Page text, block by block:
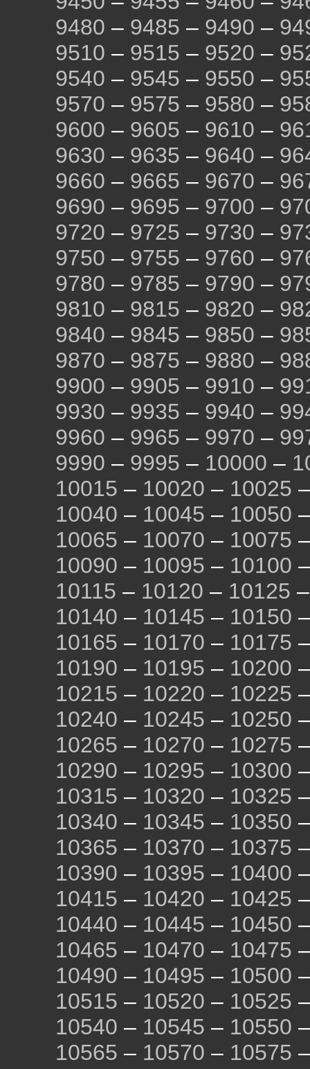
9480 – 9485 – 9490 –
9510 – 9515 – 9520 –
9540 – 9545 – 9550 –
9570 – 9575 – 9580 –
9600 – 9605 – 9610 –
9630 – 9635 – 9640 –
9660 – 9665 – 9670 –
9690 – 9695 – 9700 –
9720 – 9725 – 9730 –
9750 – 9755 – 9760 –
9780 – 9785 – 9790 –
9810 – 9815 – 9820 –
9840 – 9845 – 9850 –
9870 – 9875 – 9880 –
9900 – 9905 – 9910 –
9930 – 9935 – 9940 –
9960 – 9965 – 9970 –
9990 – 9995 – 10000 –
10015 – 10020 – 10025
10040 – 10045 – 10050
10065 – 10070 – 10075
10090 – 10095 – 10100
10115 – 10120 – 10125
10140 – 10145 – 10150
10165 – 10170 – 10175
10190 – 10195 – 10200
10215 – 10220 – 10225
10240 – 10245 – 10250
10265 – 10270 – 10275
10290 – 10295 – 10300
10315 – 10320 – 10325
10340 – 10345 – 10350
10365 – 10370 – 10375
10390 – 10395 – 10400
10415 – 10420 – 10425
10440 – 10445 – 10450
10465 – 10470 – 10475
10490 – 10495 – 10500
10515 – 10520 – 10525
10540 – 10545 – 10550
10565 – 10570 – 10575